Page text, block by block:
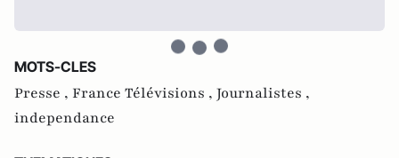
MOTS-CLES
Presse , France Télévisions , Journalistes ,
independance